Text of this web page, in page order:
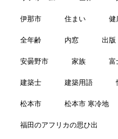
伊那市 住まい 健
全年齢 内窓 出版
安曇野市 家族 富
建築士 建築用語
松本市 松本市 寒冷地
福田のアフリカの思ひ出